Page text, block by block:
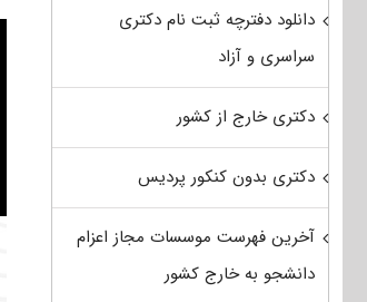
دانلود دفترچه ثبت نام دکتری
سراسری و آزاد
دکتری خارج از کشور
دکتری بدون کنکور پردیس
آخرین فهرست موسسات مجاز اعزام
دانشجو به خارج کشور